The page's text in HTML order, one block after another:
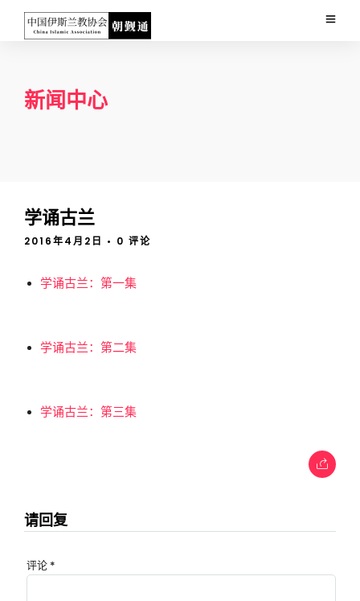
新闻中心
学诵古兰
2016年4月2日 • 0 评论
学诵古兰：第一集
学诵古兰：第二集
学诵古兰：第三集
请回复
评论 *